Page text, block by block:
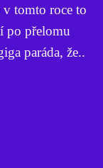
tomto roce to
po přelomu
paráda, že..